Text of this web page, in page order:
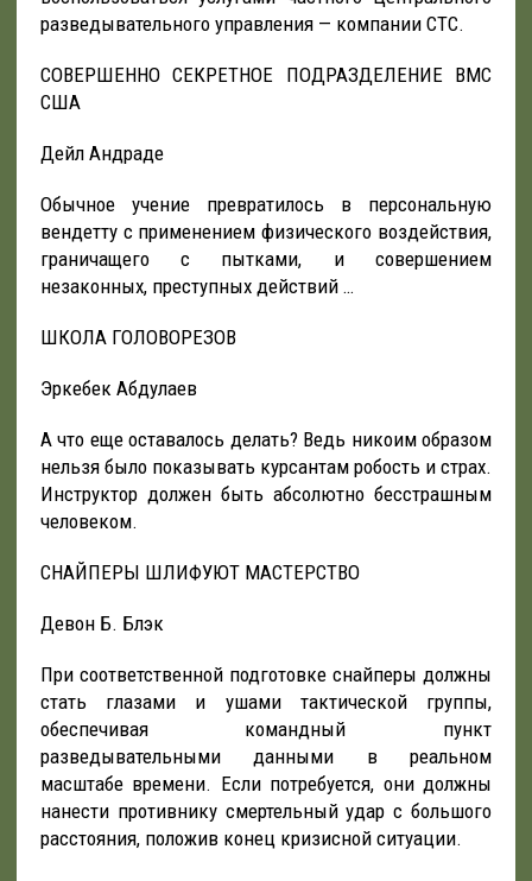
разведывательного управления — компании СТС.
СОВЕРШЕННО СЕКРЕТНОЕ ПОДРАЗДЕЛЕНИЕ ВМС
США
Дейл Андраде
Обычное учение превратилось в персональную
вендетту с применением физического воздействия,
граничащего с пытками, и совершением
незаконных, преступных действий …
ШКОЛА ГОЛОВОРЕЗОВ
Эркебек Абдулаев
А что еще оставалось делать? Ведь никоим образом
нельзя было показывать курсантам робость и страх.
Инструктор должен быть абсолютно бесстрашным
человеком.
СНАЙПЕРЫ ШЛИФУЮТ МАСТЕРСТВО
Девон Б. Блэк
При соответственной подготовке снайперы должны
стать глазами и ушами тактической группы,
обеспечивая командный пункт
разведывательными данными в реальном
масштабе времени. Если потребуется, они должны
нанести противнику смертельный удар с большого
расстояния, положив конец кризисной ситуации.